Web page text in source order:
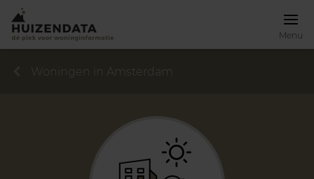
Menu
Woningen in Amsterdam